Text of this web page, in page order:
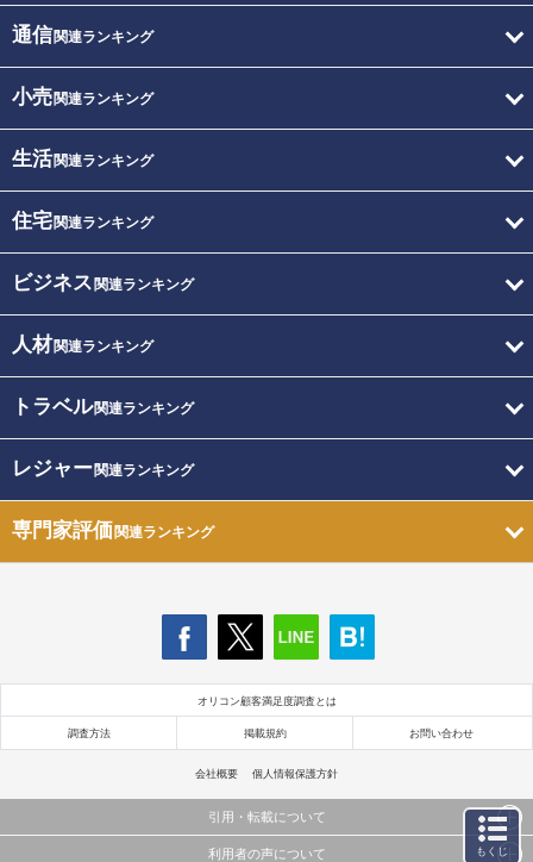
通信関連ランキング
小売関連ランキング
生活関連ランキング
住宅関連ランキング
ビジネス 関連ランキング
人材関連ランキング
トラベル関連ランキング
レジャー関連ランキング
専門家評価関連ランキング
オリコン顧客満足度調査とは
調査方法 掲載規約 お問い合わせ
会社概要 個人情報保護方針
引用・転載について
当サイトで公開されている情報（文字、写真、イラスト、画像データ等）及びこれらの配置・
利用者の声について もくじ